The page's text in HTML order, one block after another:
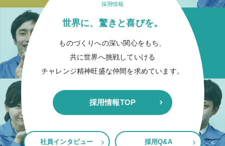
採用情報
世界に、驚きと喜びを。
ものづくりへの深い関心をもち、
共に世界へ挑戦していける
チャレンジ精神旺盛な仲間を求めています。
採用情報TOP
社員インタビュー 採用Q&A